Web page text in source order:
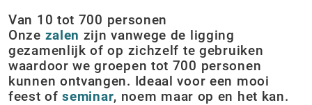
Van 10 tot 700 personen
Onze zalen zijn vanwege de ligging
gezamenlijk of op zichzelf te gebruiken
waardoor we groepen tot 700 personen
kunnen ontvangen. Ideaal voor een mooi
feest ofseminar, noem maar op en het kan.